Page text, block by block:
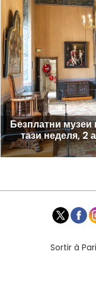
Безплатни
тази неделя, 2
Sortir à